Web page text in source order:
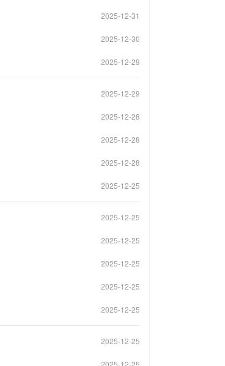
2025-12-31
2025-12-30
2025-12-29
2025-12-29
2025-12-28
2025-12-28
2025-12-28
2025-12-25
2025-12-25
2025-12-25
2025-12-25
2025-12-25
2025-12-25
2025-12-25
2025-12-25